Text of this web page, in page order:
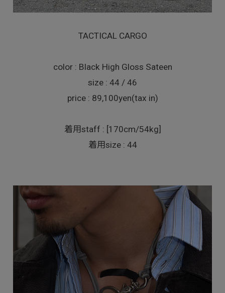
TACTICAL CARGO
color : Black High Gloss Sateen
size : 44 / 46
price : 89,100yen(tax in)
着用staff : [170cm/54kg]
着用size : 44